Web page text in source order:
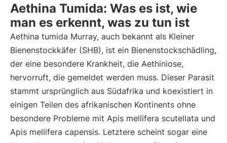
Aethina Tumida: Was es ist, wie
man es erkennt, was zu tun ist
Aethina tumida Murray, auch bekannt als Kleiner
Bienenstockkäfer (SHB), ist ein Bienenstockschädling,
der eine besondere Krankheit, die Aethiniose,
hervorruft, die gemeldet werden muss. Dieser Parasit
stammt ursprünglich aus Südafrika und koexistiert in
einigen Teilen des afrikanischen Kontinents ohne
besondere Probleme mit Apis mellifera scutellata und
Apis mellifera capensis. Letztere scheint sogar eine